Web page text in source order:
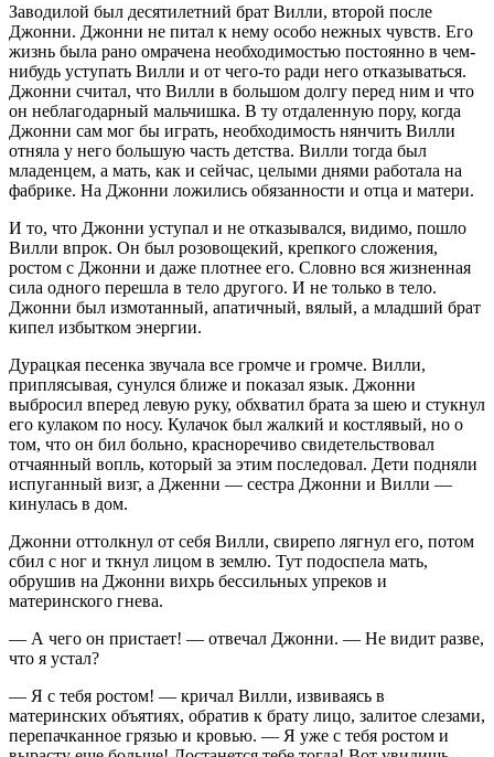
Заводилой был десятилетний брат Вилли, второй после
Джонни. Джонни не питал к нему особо нежных чувств. Его
жизнь была рано омрачена необходимостью постоянно в чем-
нибудь уступать Вилли и от чего-то ради него отказываться.
Джонни считал, что Вилли в большом долгу перед ним и что
он неблагодарный мальчишка. В ту отдаленную пору, когда
Джонни сам мог бы играть, необходимость нянчить Вилли
отняла у него большую часть детства. Вилли тогда был
младенцем, а мать, как и сейчас, целыми днями работала на
фабрике. На Джонни ложились обязанности и отца и матери.
И то, что Джонни уступал и не отказывался, видимо, пошло
Вилли впрок. Он был розовощекий, крепкого сложения,
ростом с Джонни и даже плотнее его. Словно вся жизненная
сила одного перешла в тело другого. И не только в тело.
Джонни был измотанный, апатичный, вялый, а младший брат
кипел избытком энергии.
Дурацкая песенка звучала все громче и громче. Вилли,
приплясывая, сунулся ближе и показал язык. Джонни
выбросил вперед левую руку, обхватил брата за шею и стукнул
его кулаком по носу. Кулачок был жалкий и костлявый, но о
том, что он бил больно, красноречиво свидетельствовал
отчаянный вопль, который за этим последовал. Дети подняли
испуганный визг, а Дженни — сестра Джонни и Вилли —
кинулась в дом.
Джонни оттолкнул от себя Вилли, свирепо лягнул его, потом
сбил с ног и ткнул лицом в землю. Тут подоспела мать,
обрушив на Джонни вихрь бессильных упреков и
материнского гнева.
— А чего он пристает! — отвечал Джонни. — Не видит разве,
что я устал?
— Я с тебя ростом! — кричал Вилли, извиваясь в
материнских объятиях, обратив к брату лицо, залитое слезами,
перепачканное грязью и кровью. — Я уже с тебя ростом и